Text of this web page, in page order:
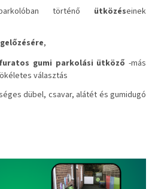
történő ütközéseinek
,
gumi parkolási ütköző -más
választás
dübel, csavar, alátét és gumidugó